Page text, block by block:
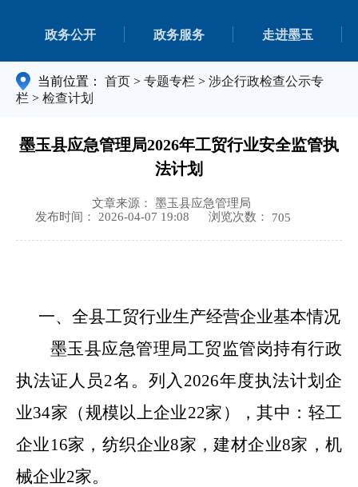
政务公开 政务服务 走进墨玉
当前位置： 首页 > 专题专栏 > 涉企行政检查公示专
栏 > 检查计划
墨玉县应急管理局2026年工贸行业安全监管执
法计划
文章来源： 墨玉县应急管理局
发布时间： 2026-04-07 19:08
浏览次数： 705
一、 全县工贸行业生产经营企业基本情况
墨玉县应急管理局工贸监管岗持有行政
执法证人员2名。列入2026年度执法计划企
业34家（规模以上企业22家），其中：轻工
企业16家，纺织企业8家，建材企业8家，机
械企业2家。